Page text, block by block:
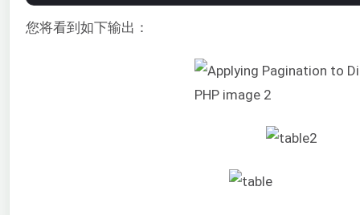
您将看到如下输出：